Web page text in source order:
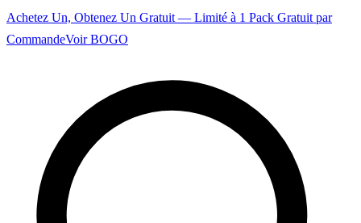
Achetez Un, Obtenez Un Gratuit — Limité à 1 Pack Gratuit par
CommandeVoir BOGO